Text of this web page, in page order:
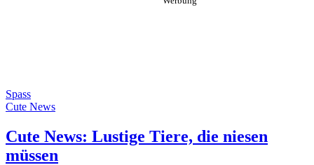
Spass
Cute News
Cute News: Lustige Tiere, die niesen
müssen